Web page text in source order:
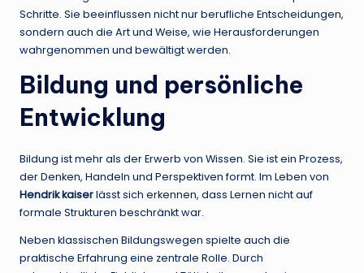
Schritte. Sie beeinflussen nicht nur berufliche Entscheidungen,
sondern auch die Art und Weise, wie Herausforderungen
wahrgenommen und bewältigt werden.
Bildung und persönliche
Entwicklung
Bildung ist mehr als der Erwerb von Wissen. Sie ist ein Prozess,
der Denken, Handeln und Perspektiven formt. Im Leben von
Hendrik kaiserlässt sich erkennen, dass Lernen nicht auf
formale Strukturen beschränkt war.
Neben klassischen Bildungswegen spielte auch die
praktische Erfahrung eine zentrale Rolle. Durch